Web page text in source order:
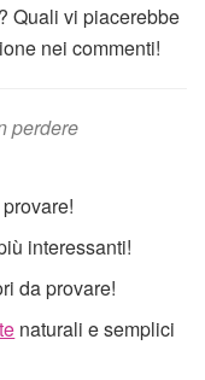
Quali vi piacerebbe
nei commenti!
perdere
interessanti!
da provare!
naturali e semplici